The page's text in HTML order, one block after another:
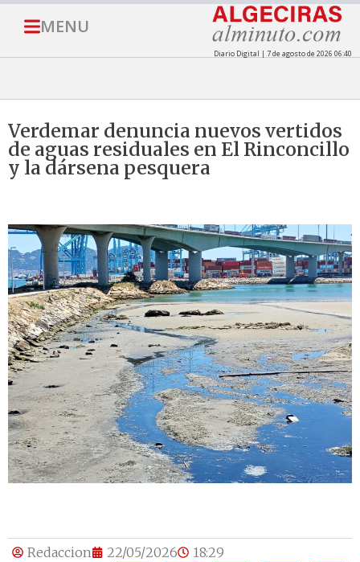
MENU
Diario Digital | 7 de agosto de 2026 06:40
Verdemar denuncia nuevos vertidos
de aguas residuales en El Rinconcillo
y la dársena pesquera
Redaccion 22/05/2026 18:29